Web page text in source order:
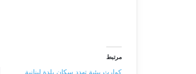
مرتبط
كوارث بيئية تهدد سكان بلدة لبنانية